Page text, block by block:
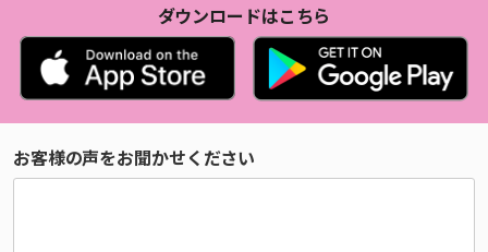
ダウンロードはこちら
お客様の声をお聞かせください